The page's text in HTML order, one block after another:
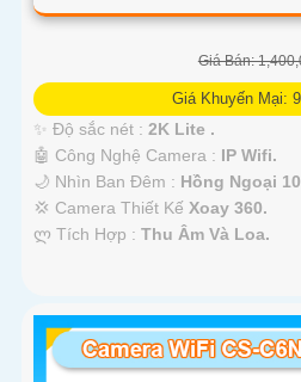
Giá Bán:
Giá Khuyến Mại:
✨ Độ sắc nét : 2K Lite .
🤖️ Công Nghệ Camera : IP Wifi.
🌙 Nhìn Ban Đêm : Hồng Ngoại
💢 Camera Thiết Kế Xoay 360.
️ლ Tích Hợp : Thu Âm Và Loa.